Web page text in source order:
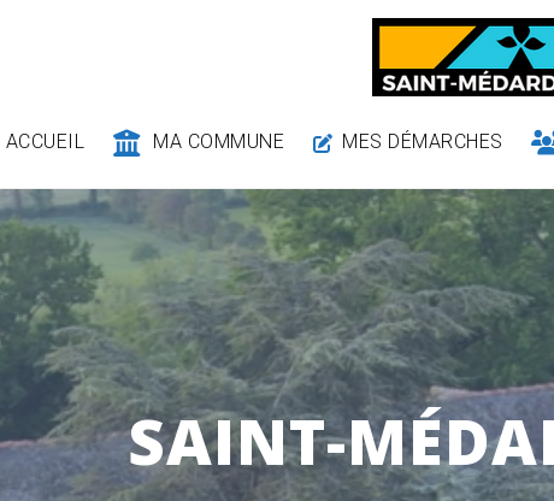
ACCUEIL MA COMMUNE MES DÉMARCHES
SAINT-